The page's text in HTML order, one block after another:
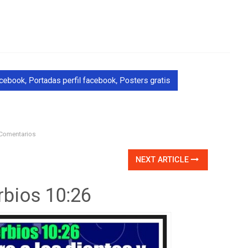
, Portadas perfil facebook, Posters gratis
NEXT ARTICLE
10:26